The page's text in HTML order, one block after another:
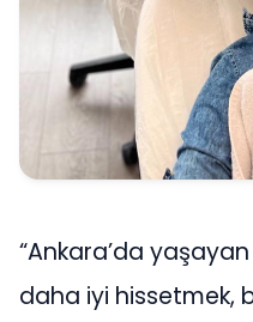
“Ankara’da
daha iyi hissetmek,